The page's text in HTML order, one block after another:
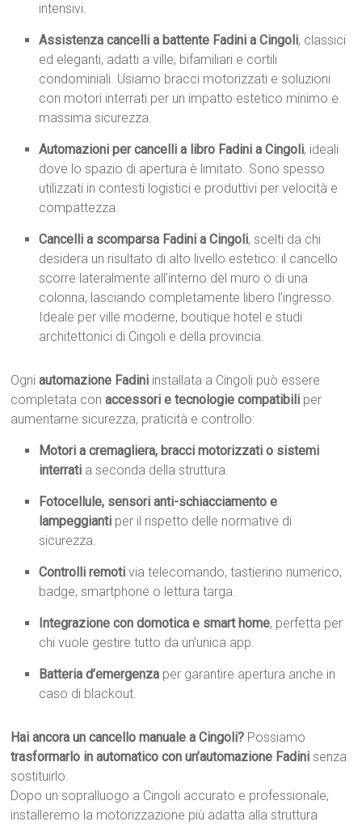
intensivi.
Assistenza cancelli a battente Fadini a Cingoli, classici
ed eleganti, adatti a ville, bifamiliari e cortili
condominiali. Usiamo bracci motorizzati e soluzioni
con motori interrati per un impatto estetico minimo e
massima sicurezza.
Automazioni per cancelli a libro Fadini a Cingoli, ideali
dove lo spazio di apertura è limitato. Sono spesso
utilizzati in contesti logistici e produttivi per velocità e
compattezza.
Cancelli a scomparsa Fadini a Cingoli, scelti da chi
desidera un risultato di alto livello estetico: il cancello
scorre lateralmente all’interno del muro o di una
colonna, lasciando completamente libero l’ingresso.
Ideale per ville moderne, boutique hotel e studi
architettonici di Cingoli e della provincia.
Ogniautomazione Fadini installata a Cingoli può essere
completata conaccessori e tecnologie compatibili per
aumentarne sicurezza, praticità e controllo:
Motori a cremagliera, bracci motorizzati o sistemi
interrati a seconda della struttura.
Fotocellule, sensori anti-schiacciamento e
lampeggianti per il rispetto delle normative di
sicurezza.
Controlli remoti via telecomando, tastierino numerico,
badge, smartphone o lettura targa.
Integrazione con domotica e smart home, perfetta per
chi vuole gestire tutto da un’unica app.
Batteria d’emergenza per garantire apertura anche in
caso di blackout.
Hai ancora un cancello manuale a Cingoli? Possiamo
trasformarlo in automatico con un’automazione Fadini senza
sostituirlo.
Dopo un sopralluogo a Cingoli accurato e professionale,
installeremo la motorizzazione più adatta alla struttura